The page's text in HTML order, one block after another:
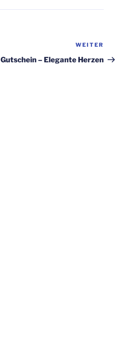
Beitrag
WEITER
Gutschein – Elegante Herzen